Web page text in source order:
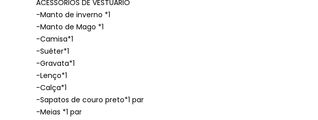
ACESSÓRIOS DE VESTUÁRIO
-Manto de inverno *1
-Manto de Mago *1
-Camisa*1
-Suéter*1
-Gravata*1
-Lenço*1
-Calça*1
-Sapatos de couro preto*1 par
-Meias *1 par